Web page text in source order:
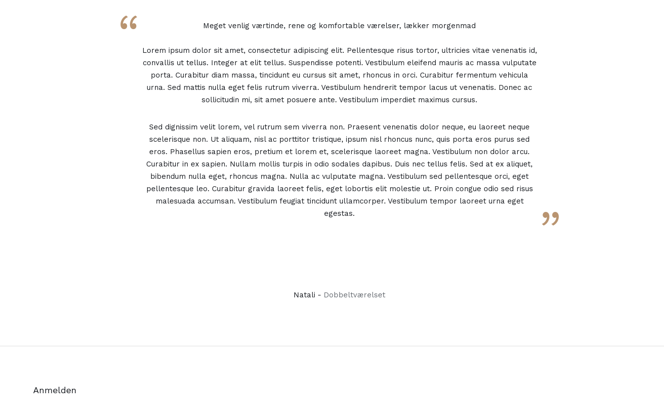
“ Meget venlig værtinde, rene og komfortable værelser, lækker morgenmad
Lorem ipsum dolor sit amet, consectetur adipiscing elit. Pellentesque risus tortor, ultricies vitae venenatis id,
convallis ut tellus. Integer at elit tellus. Suspendisse potenti. Vestibulum eleifend mauris ac massa vulputate
porta. Curabitur diam massa, tincidunt eu cursus sit amet, rhoncus in orci. Curabitur fermentum vehicula
urna. Sed mattis nulla eget felis rutrum viverra. Vestibulum hendrerit tempor lacus ut venenatis. Donec ac
sollicitudin mi, sit amet posuere ante. Vestibulum imperdiet maximus cursus.
Sed dignissim velit lorem, vel rutrum sem viverra non. Praesent venenatis dolor neque, eu laoreet neque
scelerisque non. Ut aliquam, nisl ac porttitor tristique, ipsum nisl rhoncus nunc, quis porta eros purus sed
eros. Phasellus sapien eros, pretium et lorem et, scelerisque laoreet magna. Vestibulum non dolor arcu.
Curabitur in ex sapien. Nullam mollis turpis in odio sodales dapibus. Duis nec tellus felis. Sed at ex aliquet,
bibendum nulla eget, rhoncus magna. Nulla ac vulputate magna. Vestibulum sed pellentesque orci, eget
pellentesque leo. Curabitur gravida laoreet felis, eget lobortis elit molestie ut. Proin congue odio sed risus
malesuada accumsan. Vestibulum feugiat tincidunt ullamcorper. Vestibulum tempor laoreet urna eget
egestas.
”
Natali - Dobbeltværelset
Anmelden